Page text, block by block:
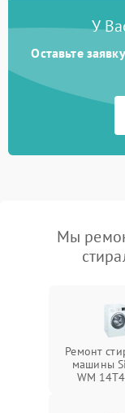
У
Оставьте
Мы
Ремонт
машины
WM